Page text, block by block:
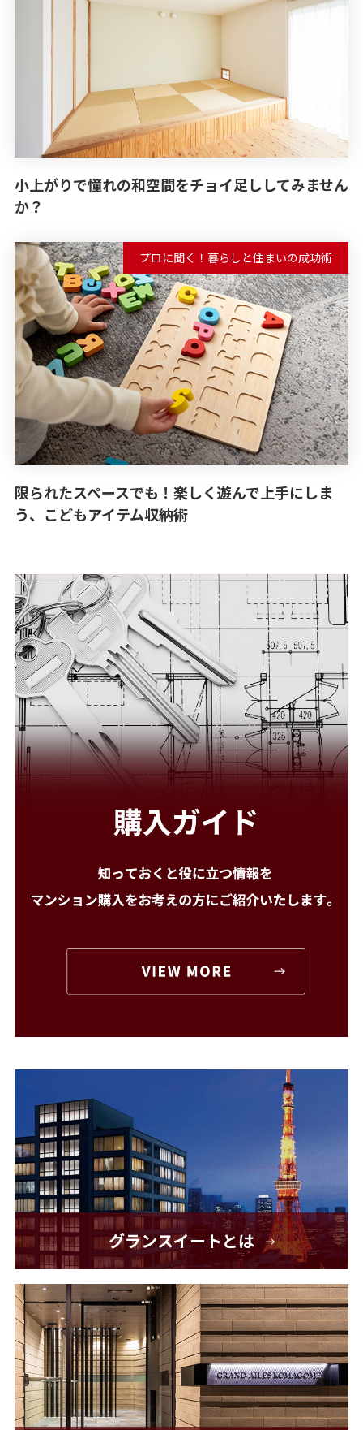
小上がりで憧れの和空間をチョイ足ししてみません
か？
プロに聞く！暮らしと住まいの成功術
限られたスペースでも！楽しく遊んで上手にしま
う、こどもアイテム収納術
グランスイートとは